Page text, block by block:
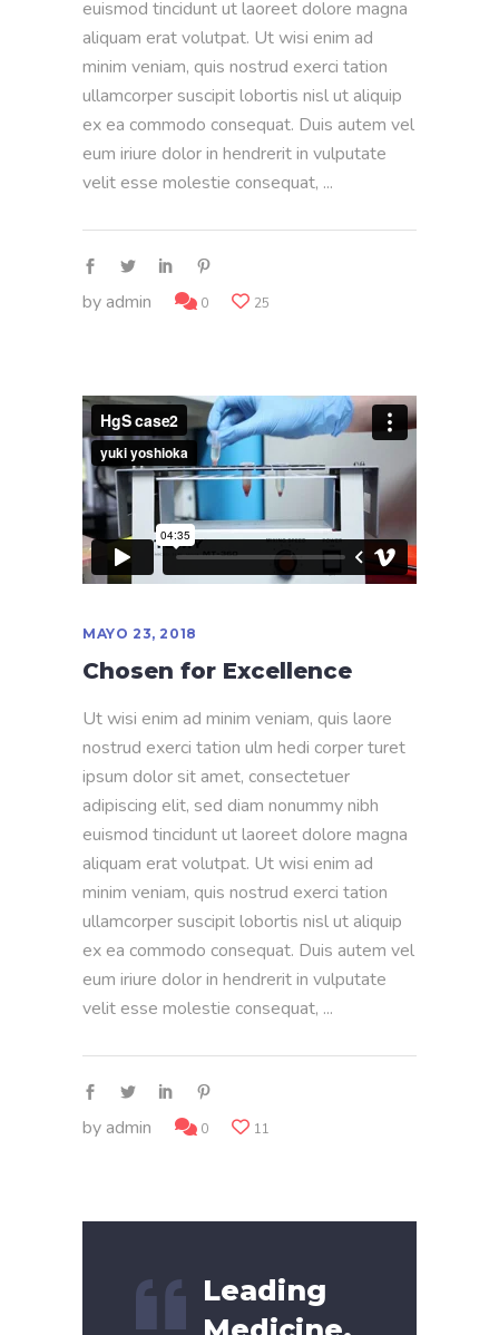
euismod tincidunt ut laoreet dolore magna
aliquam erat volutpat. Ut wisi enim ad
minim veniam, quis nostrud exerci tation
ullamcorper suscipit lobortis nisl ut aliquip
ex ea commodo consequat. Duis autem vel
eum iriure dolor in hendrerit in vulputate
velit esse molestie consequat,
byadmin 0 25
MAYO 23, 2018
Chosen for Excellence
Ut wisi enim ad minim veniam, quis laore
nostrud exerci tation ulm hedi corper turet
ipsum dolor sit amet, consectetuer
adipiscing elit, sed diam nonummy nibh
euismod tincidunt ut laoreet dolore magna
aliquam erat volutpat. Ut wisi enim ad
minim veniam, quis nostrud exerci tation
ullamcorper suscipit lobortis nisl ut aliquip
ex ea commodo consequat. Duis autem vel
eum iriure dolor in hendrerit in vulputate
velit esse molestie consequat,
byadmin 0 11
Leading